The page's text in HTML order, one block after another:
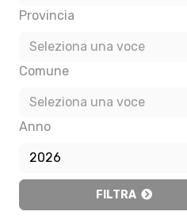
Provincia
Seleziona una voce
Comune
Seleziona una voce
Anno
2026
FILTRA